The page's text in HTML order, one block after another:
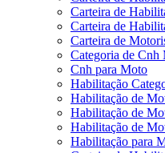
Carteira de
Carteira de
Carteira de
Categoria de Cnh
Cnh para Moto
Habilitação
Habilitação de
Habilitação de
Habilitação de
Habilitação para